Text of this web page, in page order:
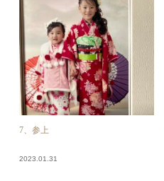
7、参上
2023.01.31